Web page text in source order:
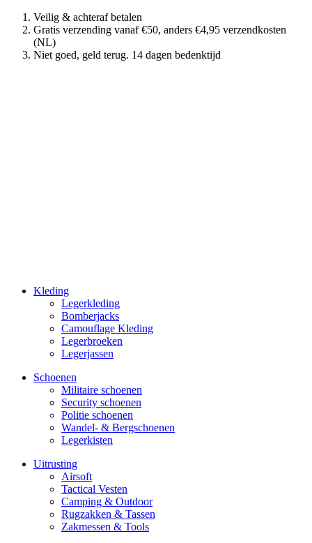
Veilig & achteraf betalen
Gratis verzending vanaf €50, anders €4,95 verzendkosten
(NL)
Niet goed, geld terug. 14 dagen bedenktijd
Kleding
Legerkleding
Bomberjacks
Camouflage Kleding
Legerbroeken
Legerjassen
Schoenen
Militaire schoe­nen
Security schoenen
Politie schoenen
Wandel- & Berg­­schoenen
Legerkisten
Uitrusting
Airsoft
Tactical Ves­ten
Camping & Outdoor
Rugzakken & Tassen
Zakmessen & Tools